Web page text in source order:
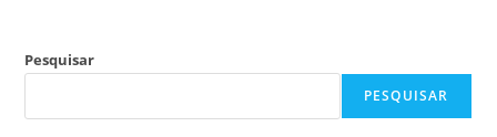
Pesquisar
PESQUISAR